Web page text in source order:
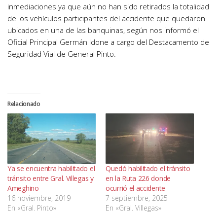
inmediaciones ya que aún no han sido retirados la totalidad
de los vehículos participantes del accidente que quedaron
ubicados en una de las banquinas, según nos informó el
Oficial Principal Germán Idone a cargo del Destacamento de
Seguridad Vial de General Pinto.
Relacionado
Ya se encuentra habilitado el
tránsito entre Gral. Villegas y
Ameghino
16 noviembre, 2019
En «Gral. Pinto»
Quedó habilitado el tránsito
en la Ruta 226 donde
ocurrió el accidente
7 septiembre, 2025
En «Gral. Villegas»